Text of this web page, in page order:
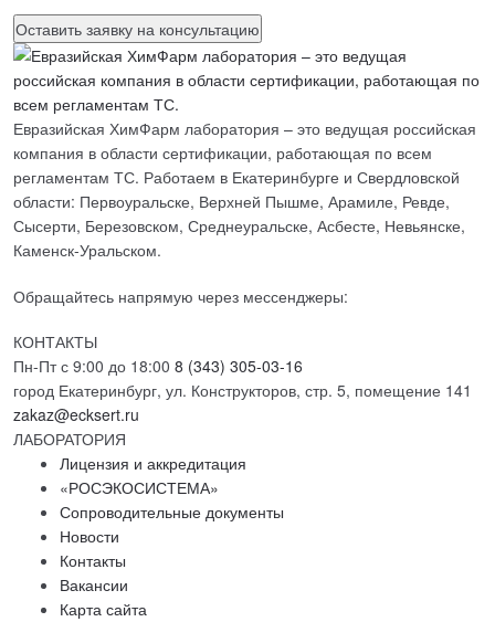
Евразийская ХимФарм лаборатория – это ведущая российская
компания в области сертификации, работающая по всем
регламентам ТС. Работаем в Екатеринбурге и Свердловской
области: Первоуральске, Верхней Пышме, Арамиле, Ревде,
Сысерти, Березовском, Среднеуральске, Асбесте, Невьянске,
Каменск-Уральском.
Обращайтесь напрямую через мессенджеры:
КОНТАКТЫ
Пн-Пт с 9:00 до 18:00 8 (343) 305-03-16
город Екатеринбург, ул. Конструкторов, стр. 5, помещение 141
zakaz@ecksert.ru
ЛАБОРАТОРИЯ
Лицензия и аккредитация
«РОСЭКОСИСТЕМА»
Сопроводительные документы
Новости
Контакты
Вакансии
Карта сайта